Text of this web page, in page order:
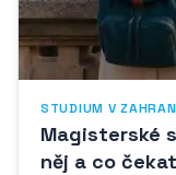
STUDIUM V
Magisterské
něj a co čekat